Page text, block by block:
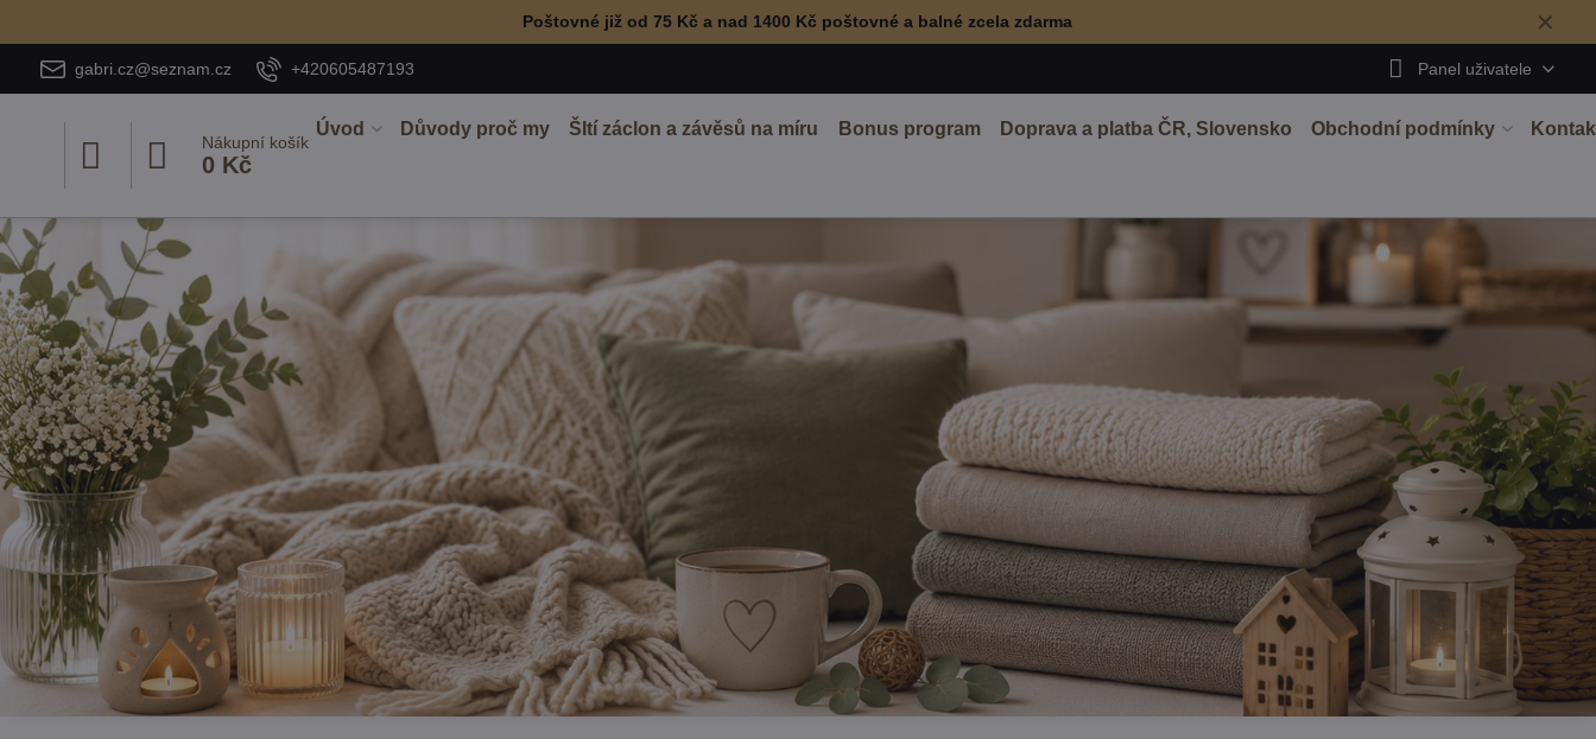
✕
Poštovné již od 75 Kč a nad 1400 Kč poštovné a balné zcela zdarma
gabri.cz@seznam.cz +420605487193 Panel uživatele
Nákupní košík
0 Kč
Úvod Důvody proč my ŠItí záclon a závěsů na míru Bonus program Doprava a platba ČR, Slovensko Obchodní podmínky